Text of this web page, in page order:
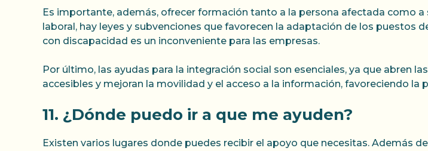
Es importante, además, ofrecer formación tanto a la persona afectada como
laboral, hay leyes y subvenciones que favorecen la adaptación de los
con discapacidad es un inconveniente para las empresas.
Por último, las ayudas para la integración social son esenciales, ya que abren
accesibles y mejoran la movilidad y el acceso a la información, favoreciendo la
11. ¿Dónde puedo ir a que me ayuden?
Existen varios lugares donde puedes recibir el apoyo que necesitas. Además